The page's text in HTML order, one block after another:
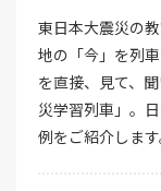
東日本大震災の
地の「今」を列
を直接、見て、
災学習列車」。
例をご紹介します